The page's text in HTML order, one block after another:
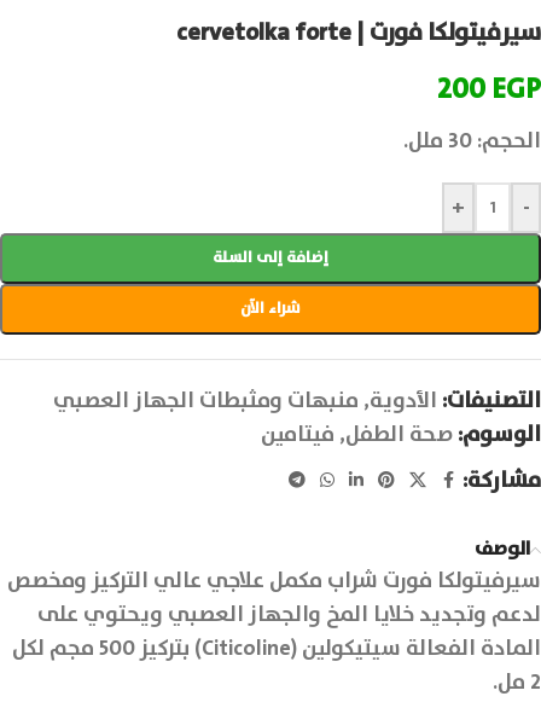
سيرفيتولكا فورت | cervetolka forte
200EGP
الحجم: 30 ملل.
-
+
إضافة إلى السلة
شراء الآن
التصنيفات: الأدوية, منبهات ومثبطات الجهاز العصبي
الوسوم:صحة الطفل, فيتامين
مشاركة:
الوصف
سيرفيتولكا فورت شراب مكمل علاجي عالي التركيز ومخصص
لدعم وتجديد خلايا المخ والجهاز العصبي ويحتوي على
المادة الفعالة سيتيكولين (Citicoline) بتركيز 500 مجم لكل
2 مل.